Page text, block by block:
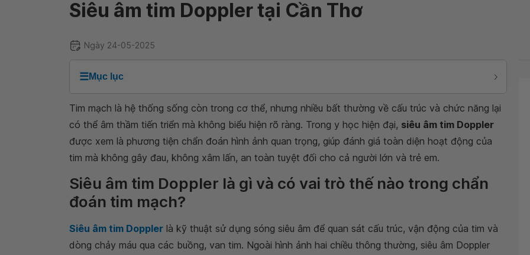
Siêu âm tim Doppler tại Cần Thơ
Ngày 24-05-2025
☰Mục lục
Tim mạch là hệ thống sống còn trong cơ thể, nhưng nhiều bất thường về cấu trúc và chức năng lại
có thể âm thầm tiến triển mà không biểu hiện rõ ràng. Trong y học hiện đại, siêu âm tim Doppler
được xem là phương tiện chẩn đoán hình ảnh quan trọng, giúp đánh giá toàn diện hoạt động của
tim mà không gây đau, không xâm lấn, an toàn tuyệt đối cho cả người lớn và trẻ em.
Siêu âm tim Doppler là gì và có vai trò thế nào trong chẩn
đoán tim mạch?
Siêu âm tim Doppler là kỹ thuật sử dụng sóng siêu âm để quan sát cấu trúc, vận động của tim và
dòng chảy máu qua các buồng, van tim. Ngoài hình ảnh hai chiều thông thường, siêu âm Doppler